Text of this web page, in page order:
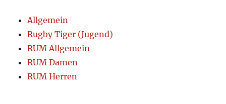
Allgemein
Rugby Tiger (Jugend)
RUM Allgemein
RUM Damen
RUM Herren